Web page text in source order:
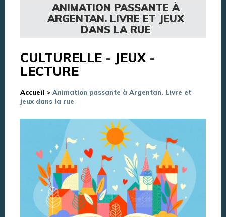
ANIMATION PASSANTE À
ARGENTAN. LIVRE ET JEUX
DANS LA RUE
CULTURELLE - JEUX -
LECTURE
Accueil > Animation passante à Argentan. Livre et
jeux dans la rue